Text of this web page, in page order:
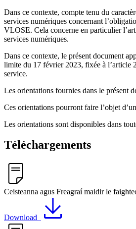
Dans ce contexte, compte tenu du
services numériques concernant
VLOSE. Cela concerne en particulier
services numériques.
Dans ce contexte, le présent document
limite du 17 février 2023, fixée à l’article
service.
Les orientations fournies dans le présent
Ces orientations pourront faire l’objet
Les orientations sont disponibles dans
Téléchargements
Ceisteanna agus Freagraí maidir le
Download